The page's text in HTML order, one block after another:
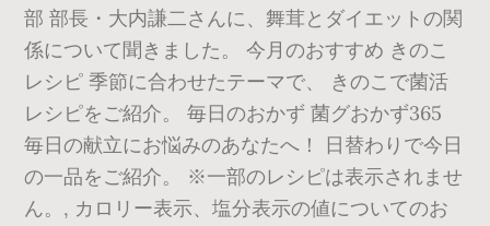
部 部長・大内謙二さんに、舞茸とダイエットの関
係について聞きました。 今月のおすすめ きのこ
レシピ 季節に合わせたテーマで、 きのこで菌活
レシピをご紹介。 毎日のおかず 菌グおかず365
毎日の献立にお悩みのあなたへ！ 日替わりで今日
の一品をご紹介。 ※一部のレシピは表示されませ
ん。, カロリー表示、塩分表示の値についてのお